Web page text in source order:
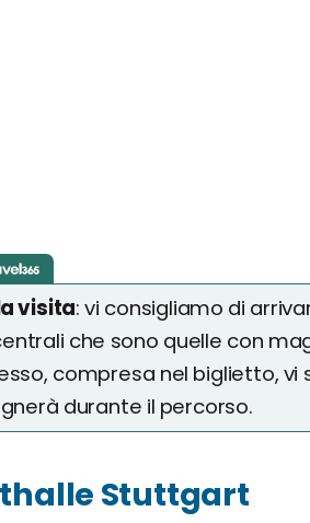
visita: vi consigliamo di
che sono quelle con
compresa nel biglietto,
durante il percorso.
Stuttgart